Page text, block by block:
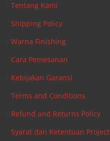
Tentang Kami
Shipping Policy
Warna Finishing
Cara Pemesanan
Kebijakan Garansi
Terms and Conditions
Refund and Returns Policy
Syarat dan Ketentuan Project